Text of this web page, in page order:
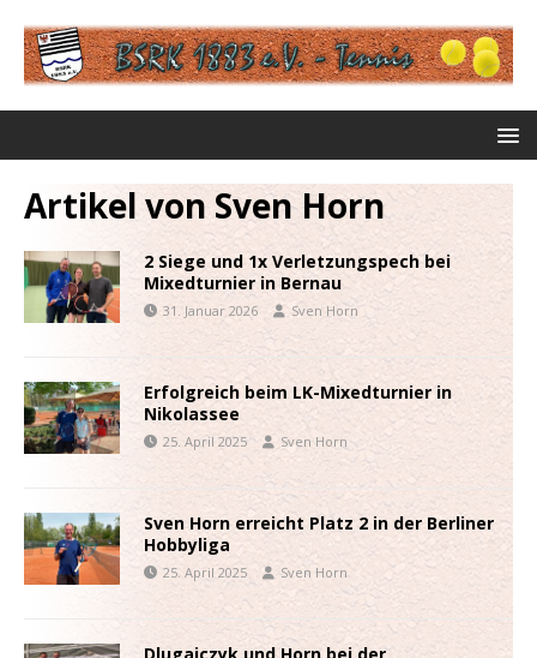
Artikel von Sven Horn
2 Siege und 1x Verletzungspech bei
Mixedturnier in Bernau
31. Januar 2026 Sven Horn
Erfolgreich beim LK-Mixedturnier in
Nikolassee
25. April 2025 Sven Horn
Sven Horn erreicht Platz 2 in der Berliner
Hobbyliga
25. April 2025 Sven Horn